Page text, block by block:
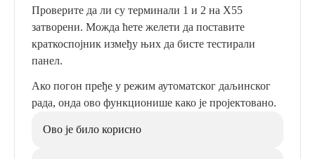
Проверите да ли су терминали 1 и 2 на X55
затворени. Можда ћете желети да поставите
краткоспојник између њих да бисте тестирали
панел.
Ако погон пређе у режим аутоматског даљинског
рада, онда ово функционише како је пројектовано.
Ово је било корисно